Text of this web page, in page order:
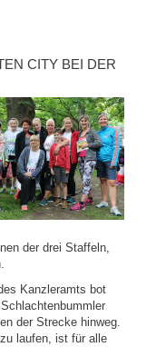
CITY BEI DER
der drei Staffeln,
Kanzleramts bot
der Strecke hinweg.
laufen, ist für alle